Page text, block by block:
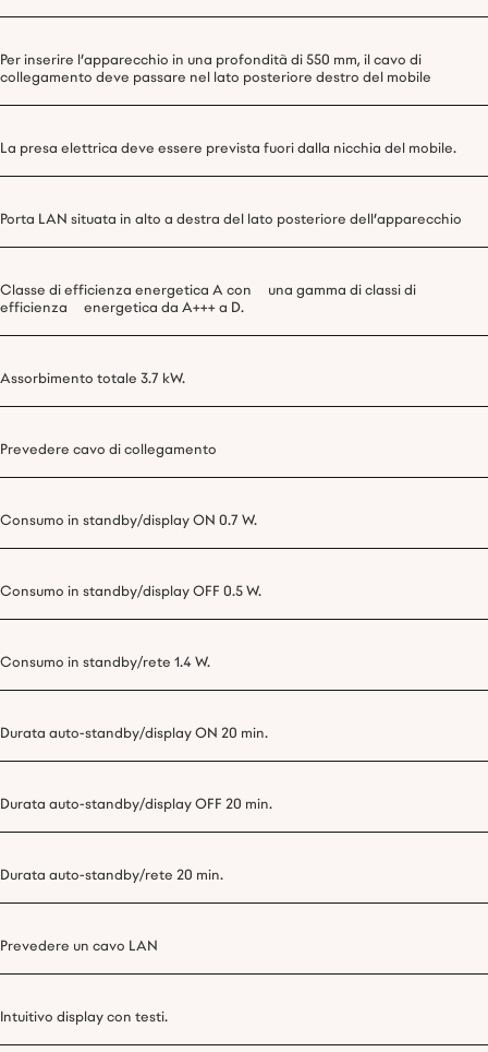
Per inserire l'apparecchio in una profondità di 550 mm, il cavo di
collegamento deve passare nel lato posteriore destro del mobile
La presa elettrica deve essere prevista fuori dalla nicchia del mobile.
Porta LAN situata in alto a destra del lato posteriore dell'apparecchio
Classe di efficienza energetica A con una gamma di classi di
efficienza energetica da A+++ a D.
Assorbimento totale 3.7 kW.
Prevedere cavo di collegamento
Consumo in standby/display ON 0.7 W.
Consumo in standby/display OFF 0.5 W.
Consumo in standby/rete 1.4 W.
Durata auto-standby/display ON 20 min.
Durata auto-standby/display OFF 20 min.
Durata auto-standby/rete 20 min.
Prevedere un cavo LAN
Intuitivo display con testi.